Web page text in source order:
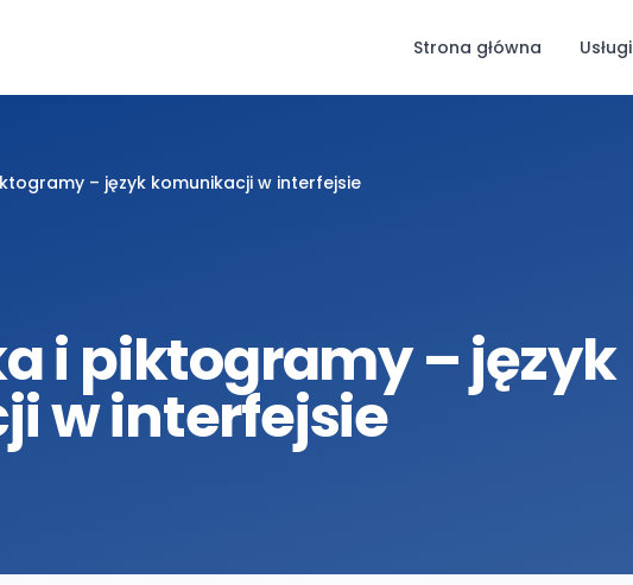
Strona główna Usługi
– język komunikacji w interfejsie
i piktogramy – język
w interfejsie